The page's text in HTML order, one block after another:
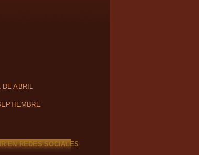
DE ABRIL
EN REDES SOCIALES